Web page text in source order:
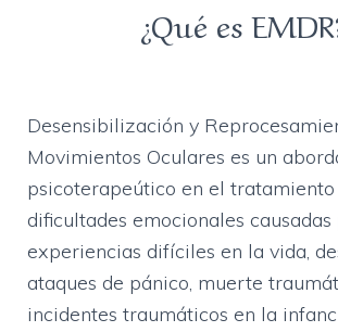
¿Qué es
Desensibilización y
Movimientos Oculares es un
psicoterapeútico en el tratamiento
dificultades emocionales causadas
experiencias difíciles en la vida,
ataques de pánico, muerte
incidentes traumáticos en la